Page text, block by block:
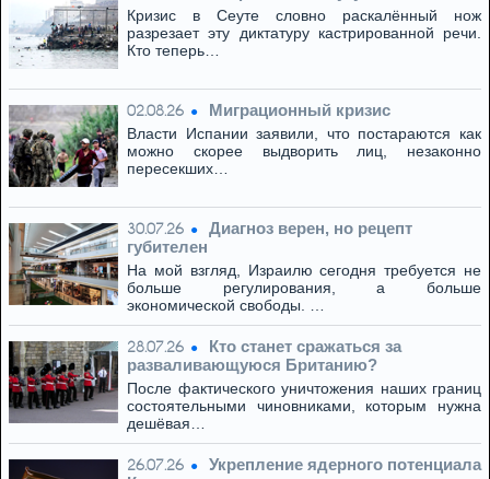
Кризис в Сеуте словно раскалённый нож
разрезает эту диктатуру кастрированной речи.
Кто теперь…
02.08.26 Миграционный кризис
Власти Испании заявили, что постараются как
можно скорее выдворить лиц, незаконно
пересекших…
30.07.26
Диагноз верен, но рецепт
губителен
На мой взгляд, Израилю сегодня требуется не
больше регулирования, а больше
экономической свободы. …
28.07.26
Кто станет сражаться за
разваливающуюся Британию?
После фактического уничтожения наших границ
состоятельными чиновниками, которым нужна
дешёвая…
26.07.26
Укрепление ядерного потенциала